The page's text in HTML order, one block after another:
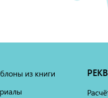
из книги